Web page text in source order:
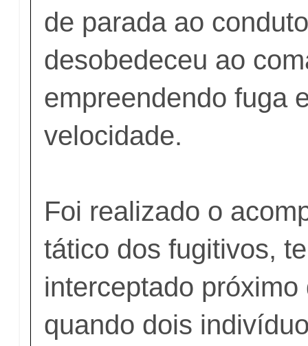
de parada ao
desobedeceu ao
empreendendo fuga
velocidade.
Foi realizado o
tático dos fugitivos,
interceptado
quando dois